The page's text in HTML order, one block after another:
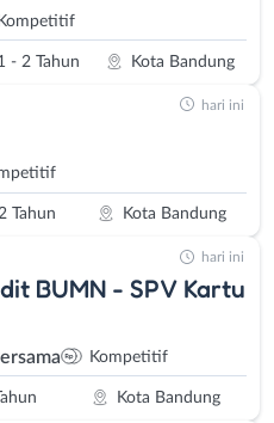
Kompetitif
- 2 Tahun Kota Bandung
Tahun Kota Bandung
hari ini
BUMN - SPV Kartu
Kompetitif
Kota Bandung
hari ini